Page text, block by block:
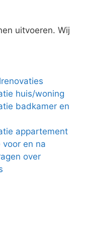
uitvoeren. Wij
huis/woning
badkamer en
appartement
en na
over